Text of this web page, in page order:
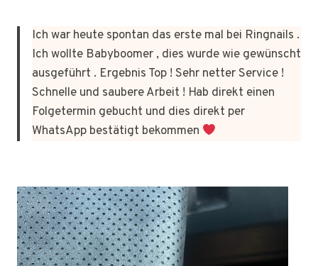
Ich war heute spontan das erste mal bei Ringnails .
Ich wollte Babyboomer , dies wurde wie gewünscht
ausgeführt . Ergebnis Top ! Sehr netter Service !
Schnelle und saubere Arbeit ! Hab direkt einen
Folgetermin gebucht und dies direkt per
WhatsApp bestätigt bekommen